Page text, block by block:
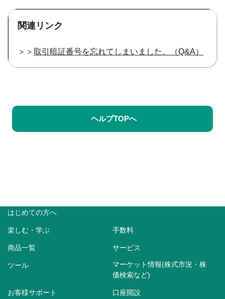
関連リンク
＞＞ 取引暗証番号を忘れてしまいました。（Q&A）
ヘルプTOPへ
はじめての方へ
楽しむ・学ぶ 手数料
商品一覧 サービス
ツール
マーケット情報(株式市況・株
価検索など)
お客様サポート 口座開設